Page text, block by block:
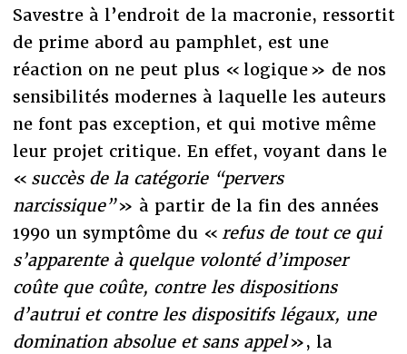
Savestre à l’endroit de la macronie, ressortit
de prime abord au pamphlet, est une
réaction on ne peut plus « logique » de nos
sensibilités modernes à laquelle les auteurs
ne font pas exception, et qui motive même
leur projet critique. En effet, voyant dans le
« succès de la catégorie “pervers
narcissique”» à partir de la fin des années
1990 un symptôme du « refus de tout ce qui
s’apparente à quelque volonté d’imposer
coûte que coûte, contre les dispositions
d’autrui et contre les dispositifs légaux, une
domination absolue et sans appel», la